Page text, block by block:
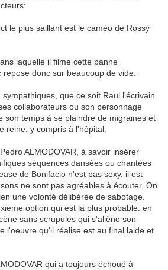
le plus saillant est le caméo de Rossy
laquelle il filme cette panne
donc sur beaucoup de vide.
que ce soit Raul l'écrivain
collaborateurs ou son personnage
son temps à se plaindre de migraines et
reine, y compris à l'hôpital.
ALMODOVAR, à savoir insérer
séquences dansées ou chantées
de Bonifacio n'est pas sexy, il est
ne sont pas agréables à écouter. On
une volonté délibérée de sabotage.
option qui est la plus probable: en
sans scrupules qui s'aliène son
l'oeuvre qu'il réalise est au final laide et
qui a toujours échoué à